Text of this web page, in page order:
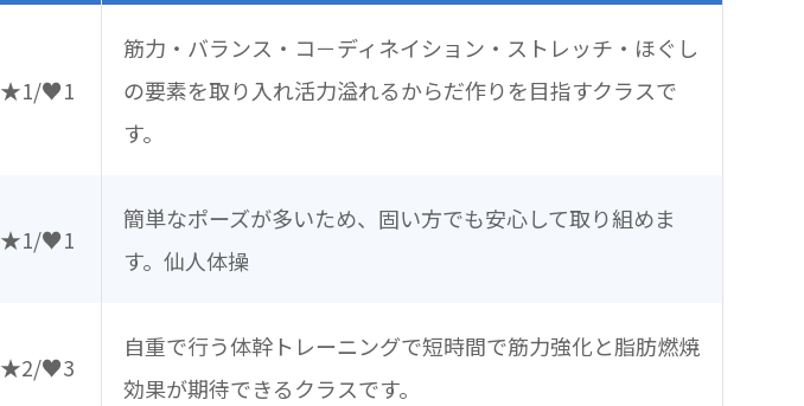
★1/♥1
筋力・バランス・コ－ディネイション・ストレッチ・ほぐし
の要素を取り入れ活力溢れるからだ作りを目指すクラスで
す。
★1/♥1
簡単なポーズが多いため、固い方でも安心して取り組めま
す。仙人体操
★2/♥3
自重で行う体幹トレーニングで短時間で筋力強化と脂肪燃焼
効果が期待できるクラスです。